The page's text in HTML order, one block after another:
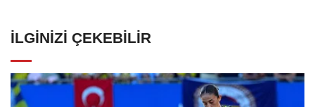
İLGINIZI ÇEKEBILIR